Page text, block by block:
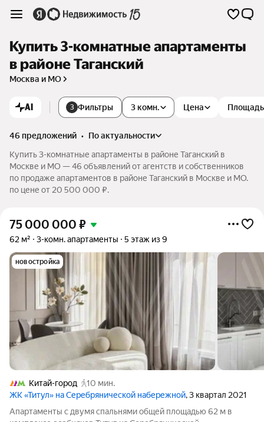
Купить 3-комнатные апартаменты
в районе Таганский
Москва и МО
AI 3 Фильтры 3 комн. Цена Площадь
46 предложений •
по актуальности
Купить 3-комнатные апартаменты в районе Таганский в
Москве и МО — 46 объявлений от агентств и собственников
по продаже апартаментов в районе Таганский в Москве и МО.
по цене от 20 500 000 ₽.
75 000 000 ₽
62 м² 3-комн. апартаменты 5 этаж из 9
новостройка
Китай-город
10 мин.
ЖК «Титул» на Серебрянической набережной, 3 квартал 2021
Апартаменты с двумя спальнями общей площадью 62 м в